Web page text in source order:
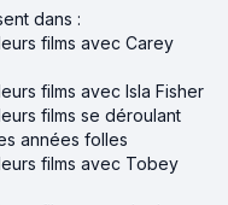
dans :
films avec Carey
films avec Isla Fisher
films se déroulant
années folles
films avec Tobey